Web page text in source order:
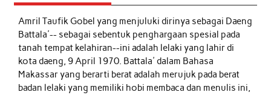
Amril Taufik Gobelyang menjuluki dirinya sebagai Daeng
Battala'-- sebagai sebentuk penghargaan spesial pada
tanah tempat kelahiran--ini adalah lelaki yang lahir di
kota daeng, 9 April 1970. Battala' dalam Bahasa
Makassar yang berarti berat adalah merujuk pada berat
badan lelaki yang memiliki hobi membaca dan menulis ini,